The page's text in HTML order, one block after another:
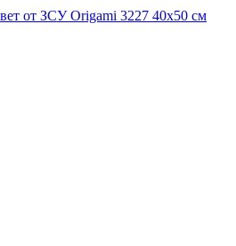
от ЗСУ Origami 3227 40x50 см